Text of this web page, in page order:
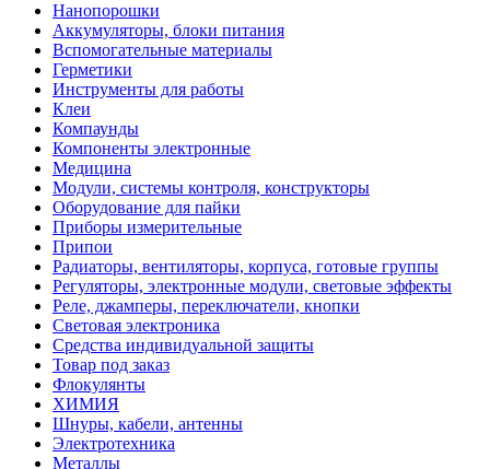
Нанопорошки
Аккумуляторы, блоки питания
Вспомогательные материалы
Герметики
Инструменты для работы
Клеи
Компаунды
Компоненты электронные
Медицина
Модули, системы контроля, конструкторы
Оборудование для пайки
Приборы измерительные
Припои
Радиаторы, вентиляторы, корпуса, готовые группы
Регуляторы, электронные модули, световые эффекты
Реле, джамперы, переключатели, кнопки
Световая электроника
Средства индивидуальной защиты
Товар под заказ
Флокулянты
ХИМИЯ
Шнуры, кабели, антенны
Электротехника
Металлы